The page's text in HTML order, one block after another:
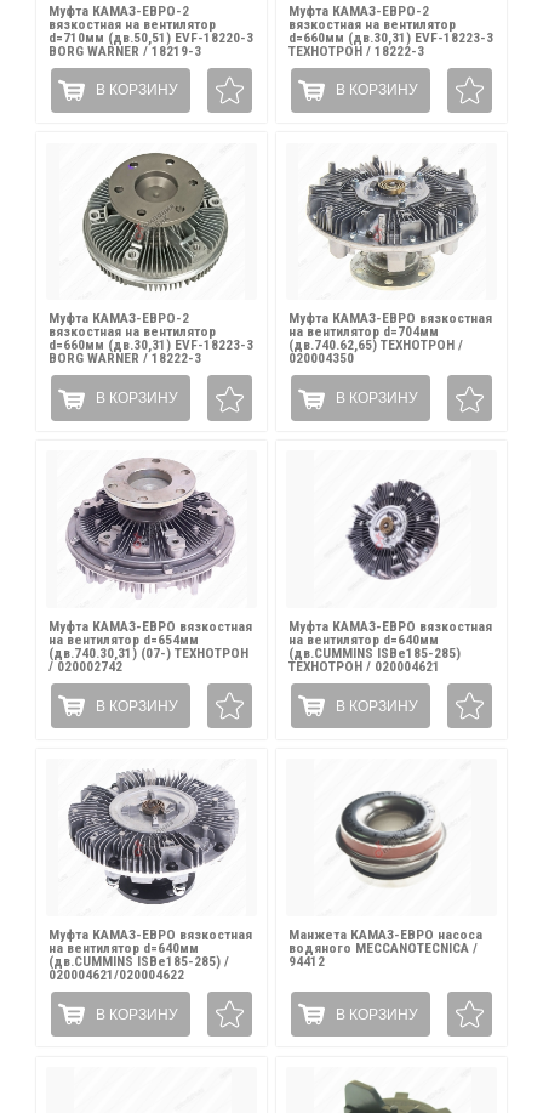
Муфта КАМАЗ-ЕВРО-2
вязкостная на вентилятор
d=710мм (дв.50,51) EVF-18220-3
BORG WARNER / 18219-3
В КОРЗИНУ
Муфта КАМАЗ-ЕВРО-2
вязкостная на вентилятор
d=660мм (дв.30,31) EVF-18223-3
ТЕХНОТРОН / 18222-3
В КОРЗИНУ
Муфта КАМАЗ-ЕВРО-2
вязкостная на вентилятор
d=660мм (дв.30,31) EVF-18223-3
BORG WARNER / 18222-3
В КОРЗИНУ
Муфта КАМАЗ-ЕВРО вязкостная
на вентилятор d=704мм
(дв.740.62,65) ТЕХНОТРОН /
020004350
В КОРЗИНУ
Муфта КАМАЗ-ЕВРО вязкостная
на вентилятор d=654мм
(дв.740.30,31) (07-) ТЕХНОТРОН
/ 020002742
В КОРЗИНУ
Муфта КАМАЗ-ЕВРО вязкостная
на вентилятор d=640мм
(дв.CUMMINS ISBe185-285)
ТЕХНОТРОН / 020004621
В КОРЗИНУ
Муфта КАМАЗ-ЕВРО вязкостная
на вентилятор d=640мм
(дв.CUMMINS ISBe185-285) /
020004621/020004622
В КОРЗИНУ
Манжета КАМАЗ-ЕВРО насоса
водяного MECCANOTECNICA /
94412
В КОРЗИНУ